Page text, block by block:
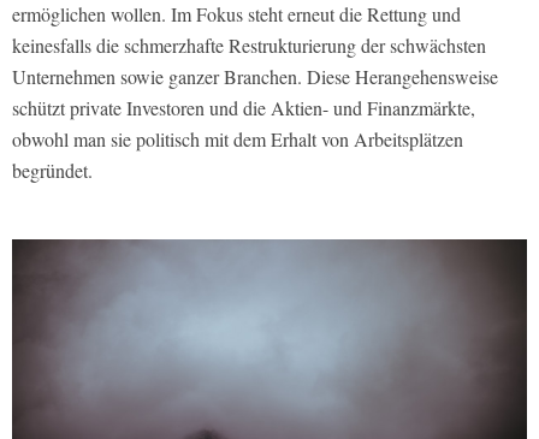
ermöglichen wollen. Im Fokus steht erneut die Rettung und
keinesfalls die schmerzhafte Restrukturierung der schwächsten
Unternehmen sowie ganzer Branchen. Diese Herangehensweise
schützt private Investoren und die Aktien- und Finanzmärkte,
obwohl man sie politisch mit dem Erhalt von Arbeitsplätzen
begründet.